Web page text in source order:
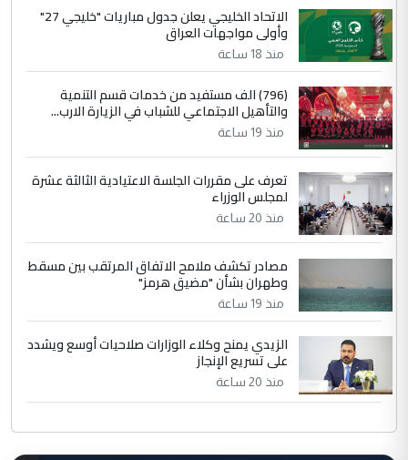
الاتحاد الخليجي يعلن جدول مباريات "خليجي 27"
وأولى مواجهات العراق
منذ 18 ساعة
(796) الف مستفيد من خدمات قسم التنمية
والتأهيل الاجتماعي للشباب في الزيارة الارب...
منذ 19 ساعة
تعرف على مقررات الجلسة الاعتيادية الثالثة عشرة
لمجلس الوزراء
منذ 20 ساعة
مصادر تكشف ملامح الاتفاق المرتقب بين مسقط
وطهران بشأن "مضيق هرمز"
منذ 19 ساعة
الزيدي يمنح وكلاء الوزارات صلاحيات أوسع ويشدد
على تسريع الإنجاز
منذ 20 ساعة